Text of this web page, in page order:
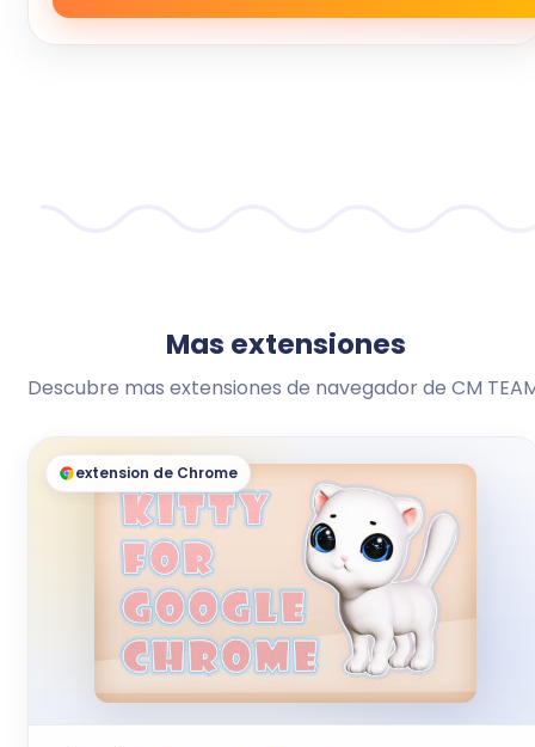
Mas extensiones
Descubre mas extensiones de navegador de CM
extension de Chrome